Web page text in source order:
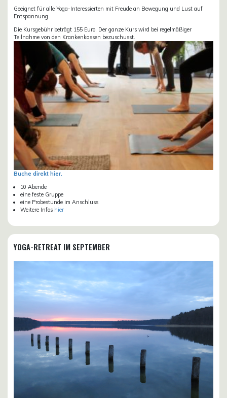
Geeignet für alle Yoga-Interessierten mit Freude an Bewegung und Lust auf
Entspannung.
Die Kursgebühr beträgt 155 Euro. Der ganze Kurs wird bei regelmäßiger
Teilnahme von den Krankenkassen bezuschusst.
Buche direkt hier.
10 Abende
eine feste Gruppe
eine Probestunde im Anschluss
Weitere Infos hier
YOGA-RETREAT IM SEPTEMBER